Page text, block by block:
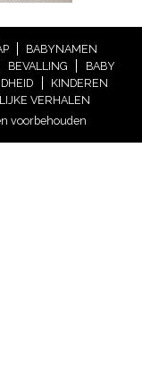
BABYNAMEN
BEVALLING
BABY
KINDEREN
VERHALEN
voorbehouden